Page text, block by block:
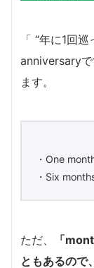
「 “年に1回
anniversaryで
ます。
・One
・Six
ただ、
「
ともあるので